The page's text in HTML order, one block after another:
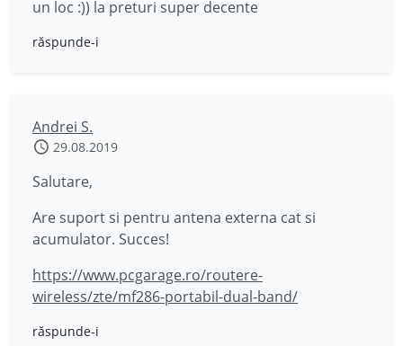
un loc :)) la preturi super decente
răspunde-i
Andrei S.
29.08.2019
Salutare,
Are suport si pentru antena externa cat si
acumulator. Succes!
https://www.pcgarage.ro/routere-
wireless/zte/mf286-portabil-dual-band/
răspunde-i